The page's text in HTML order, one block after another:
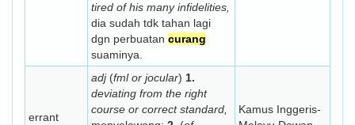
tired of his many infidelities,
dia sudah tdk tahan lagi
dgn perbuatan curang
suaminya.
errant
adj(fml or jocular) 1.
deviating from the right
course or correct standard,
Kamus Inggeris-